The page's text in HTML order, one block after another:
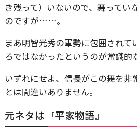
き残って）いないので、舞ってい
のですが……。
まあ明智光秀の軍勢に包囲されて
ろではなかったというのが常識的
いずれにせよ、信長がこの舞を非
とは間違いありません。
元ネタは『平家物語』